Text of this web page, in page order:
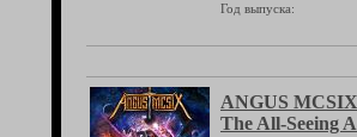
Год выпуска:
ANGUS
The All-Seeing